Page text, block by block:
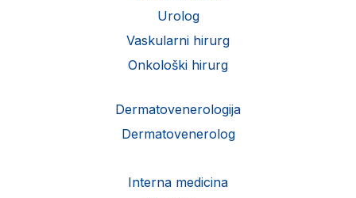
Urolog
Vaskularni hirurg
Onkološki hirurg
Dermatovenerologija
Dermatovenerolog
Interna medicina